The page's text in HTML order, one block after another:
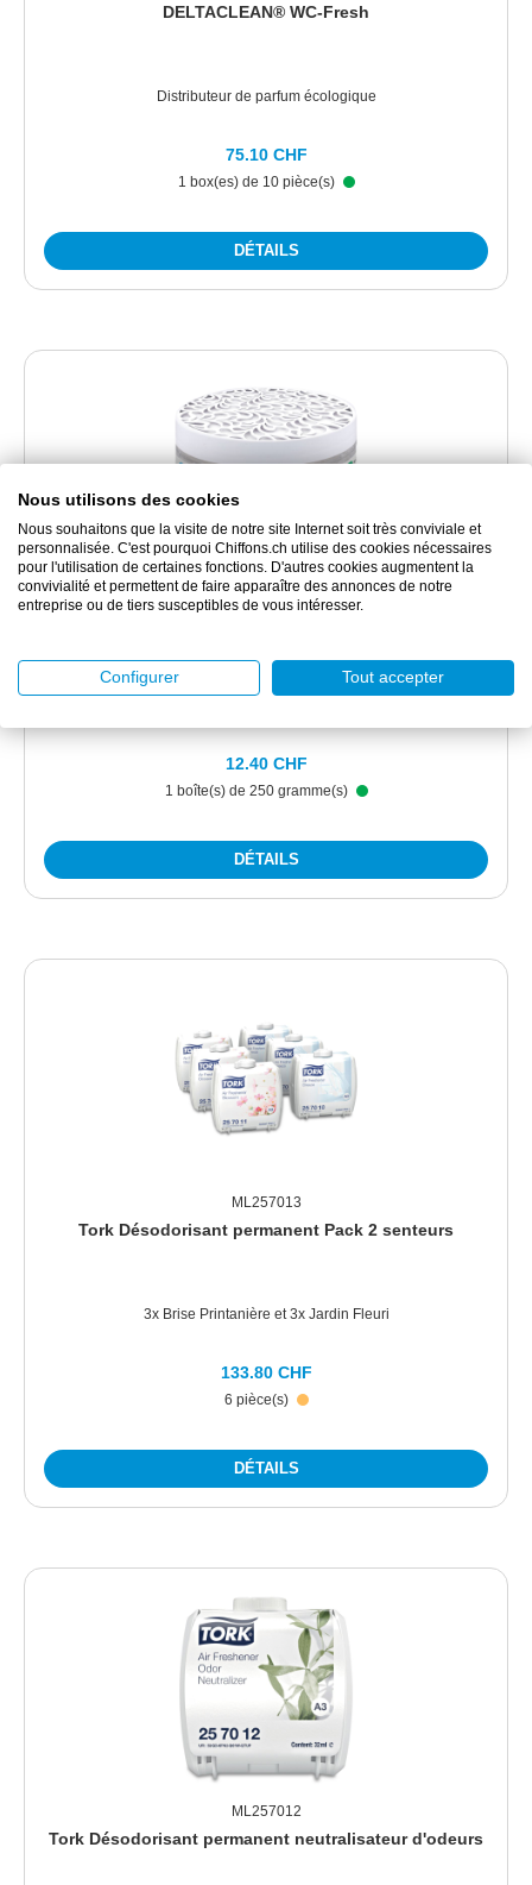
DELTACLEAN® WC-Fresh
Distributeur de parfum écologique
1 box(es) de 10 pièce(s)
75.10 CHF
DÉTAILS
SKV80189
1 boîte(s) de 250 gramme(s)
12.40 CHF
DÉTAILS
ML257013
Tork Désodorisant permanent Pack 2 senteurs
3x Brise Printanière et 3x Jardin Fleuri
6 pièce(s)
133.80 CHF
DÉTAILS
ML257012
Tork Désodorisant permanent neutralisateur d'odeurs
Nous utilisons des cookies
Nous souhaitons que la visite de notre site Internet soit très conviviale et
personnalisée. C'est pourquoi Chiffons.ch utilise des cookies nécessaires
pour l'utilisation de certaines fonctions. D'autres cookies augmentent la
convivialité et permettent de faire apparaître des annonces de notre
entreprise ou de tiers susceptibles de vous intéresser.
Configurer Tout accepter